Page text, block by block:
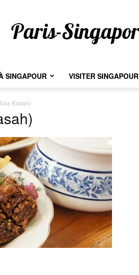
Paris-
SINGAPOUR VISITER SINGAPOUR
Basah)